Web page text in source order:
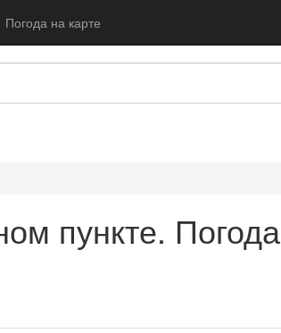
Погода на карте
пункте. Погода